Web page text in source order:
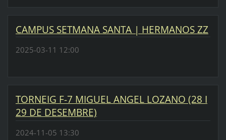
CAMPUS SETMANA SANTA | HERMANOS ZZ
2025-03-11 12:00
TORNEIG F-7 MIGUEL ANGEL LOZANO (28 I
29 DE DESEMBRE)
2024-11-05 13:30